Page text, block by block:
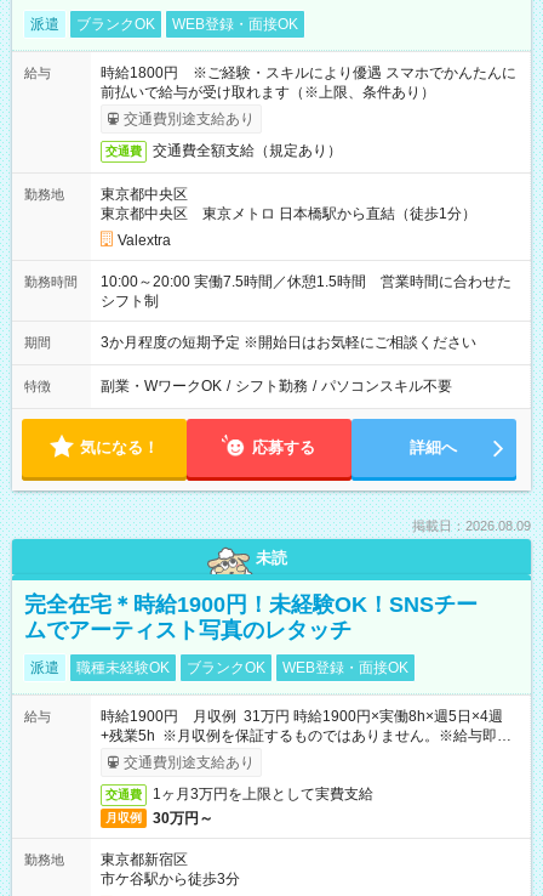
派遣 ブランクOK WEB登録・面接OK
給与
時給1800円 ※ご経験・スキルにより優遇 スマホでかんたんに
前払いで給与が受け取れます（※上限、条件あり）
交通費別途支給あり
交通費 交通費全額支給（規定あり）
勤務地
東京都中央区
東京都中央区 東京メトロ 日本橋駅から直結（徒歩1分）
Valextra
勤務時間
10:00～20:00 実働7.5時間／休憩1.5時間 営業時間に合わせた
シフト制
期間 3か月程度の短期予定 ※開始日はお気軽にご相談ください
特徴 副業・WワークOK / シフト勤務 / パソコンスキル不要
気になる！ 応募する 詳細へ
掲載日：2026.08.09
未読
完全在宅＊時給1900円！未経験OK！SNSチー
ムでアーティスト写真のレタッチ
派遣 職種未経験OK ブランクOK WEB登録・面接OK
給与
時給1900円 月収例 31万円 時給1900円×実働8h×週5日×4週
+残業5h ※月収例を保証するものではありません。※給与即受
取りサービス利用可（利用条件有）
交通費別途支給あり
交通費 1ヶ月3万円を上限として実費支給
月収例 30万円～
勤務地
東京都新宿区
市ケ谷駅から徒歩3分